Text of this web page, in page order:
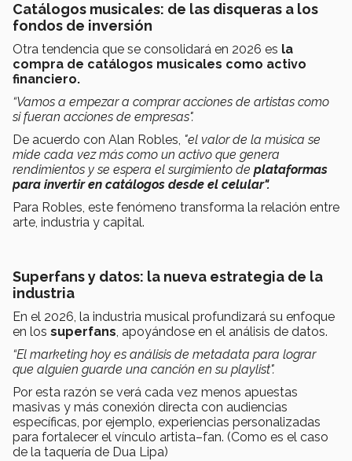
Catálogos musicales: de las disqueras a los
fondos de inversión
Otra tendencia que se consolidará en 2026 es la
compra de catálogos musicales como activo
financiero.
“Vamos a empezar a comprar acciones de artistas como
si fueran acciones de empresas".
De acuerdo con Alan Robles, "el valor de la música se
mide cada vez más como un activo que genera
rendimientos y se espera el surgimiento de plataformas
para invertir en catálogos desde el celular".
Para Robles, este fenómeno transforma la relación entre
arte, industria y capital.
Superfans y datos: la nueva estrategia de la
industria
En el 2026, la industria musical profundizará su enfoque
en los superfans, apoyándose en el análisis de datos.
“El marketing hoy es análisis de metadata para lograr
que alguien guarde una canción en su playlist".
Por esta razón se verá cada vez menos apuestas
masivas y más conexión directa con audiencias
específicas, por ejemplo, experiencias personalizadas
para fortalecer el vínculo artista–fan. (Como es el caso
de la taquería de Dua Lipa)